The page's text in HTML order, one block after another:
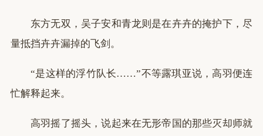
东方无双，吴子安和青龙则是在卉卉的掩护下，尽
量抵挡卉卉漏掉的飞剑。
“是这样的浮竹队长……”不等露琪亚说，高羽便连
忙解释起来。
高羽摇了摇头，说起来在无形帝国的那些灭却师就